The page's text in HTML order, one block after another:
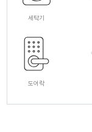
세탁기
도어락